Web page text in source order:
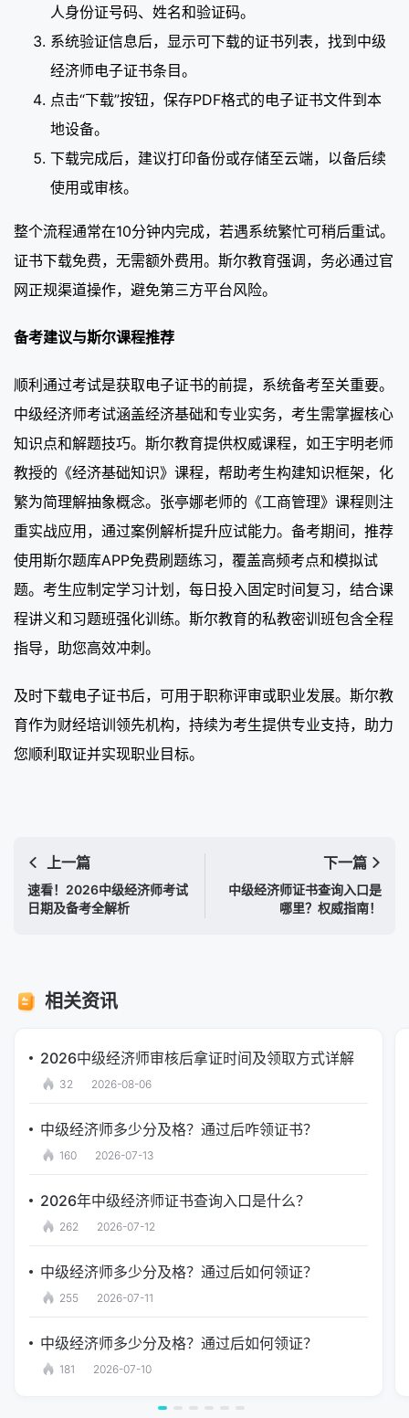
人身份证号码、姓名和验证码。
系统验证信息后，显示可下载的证书列表，找到中级
经济师电子证书条目。
点击“下载”按钮，保存PDF格式的电子证书文件到本
地设备。
下载完成后，建议打印备份或存储至云端，以备后续
使用或审核。
整个流程通常在10分钟内完成，若遇系统繁忙可稍后重试。
证书下载免费，无需额外费用。斯尔教育强调，务必通过官
网正规渠道操作，避免第三方平台风险。
备考建议与斯尔课程推荐
顺利通过考试是获取电子证书的前提，系统备考至关重要。
中级经济师考试涵盖经济基础和专业实务，考生需掌握核心
知识点和解题技巧。斯尔教育提供权威课程，如王宇明老师
教授的《经济基础知识》课程，帮助考生构建知识框架，化
繁为简理解抽象概念。张亭娜老师的《工商管理》课程则注
重实战应用，通过案例解析提升应试能力。备考期间，推荐
使用斯尔题库APP免费刷题练习，覆盖高频考点和模拟试
题。考生应制定学习计划，每日投入固定时间复习，结合课
程讲义和习题班强化训练。斯尔教育的私教密训班包含全程
指导，助您高效冲刺。
及时下载电子证书后，可用于职称评审或职业发展。斯尔教
育作为财经培训领先机构，持续为考生提供专业支持，助力
您顺利取证并实现职业目标。
上一篇
速看！2026中级经济师考试
日期及备考全解析
下一篇
中级经济师证书查询入口是
哪里？权威指南！
相关资讯
2026中级经济师审核后拿证时间及领取方式详解
32 2026-08-06
中级经济师多少分及格？通过后咋领证书？
160 2026-07-13
2026年中级经济师证书查询入口是什么？
262 2026-07-12
中级经济师多少分及格？通过后如何领证？
255 2026-07-11
中级经济师多少分及格？通过后如何领证？
181 2026-07-10